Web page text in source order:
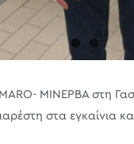
ΜΙΝΕΡΒΑ στη
στα εγκαίνια